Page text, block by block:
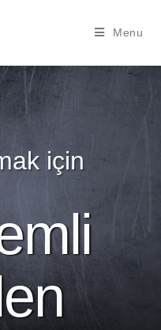
Menu
için